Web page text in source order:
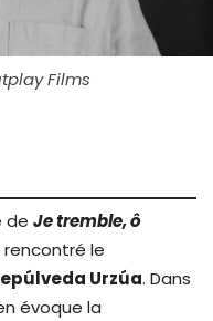
Films
de Je tremble, ô
rencontré le
Urzúa. Dans
évoque la